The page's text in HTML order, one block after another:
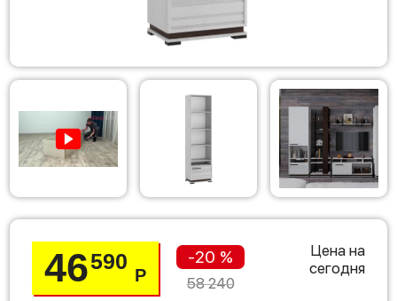
46590
Р
-20 %
58 240
Цена на
сегодня